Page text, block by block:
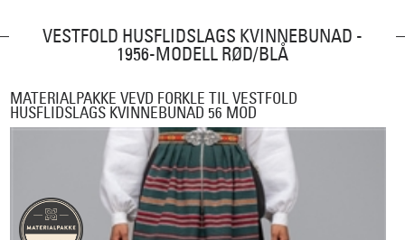
VESTFOLD HUSFLIDSLAGS KVINNEBUNAD -
1956-MODELL RØD/BLÅ
MATERIALPAKKE VEVD FORKLE TIL VESTFOLD
HUSFLIDSLAGS KVINNEBUNAD 56 MOD